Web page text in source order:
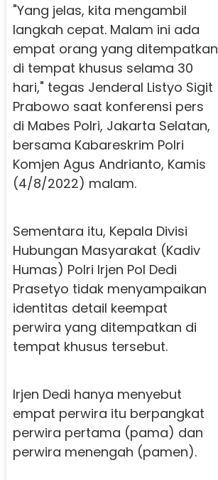
"Yang jelas, kita mengambil
langkah cepat. Malam ini ada
empat orang yang ditempatkan
di tempat khusus selama 30
hari," tegas Jenderal Listyo Sigit
Prabowo saat konferensi pers
di Mabes Polri, Jakarta Selatan,
bersama Kabareskrim Polri
Komjen Agus Andrianto, Kamis
(4/8/2022) malam.
Sementara itu, Kepala Divisi
Hubungan Masyarakat (Kadiv
Humas) Polri Irjen Pol Dedi
Prasetyo tidak menyampaikan
identitas detail keempat
perwira yang ditempatkan di
tempat khusus tersebut.
Irjen Dedi hanya menyebut
empat perwira itu berpangkat
perwira pertama (pama) dan
perwira menengah (pamen).